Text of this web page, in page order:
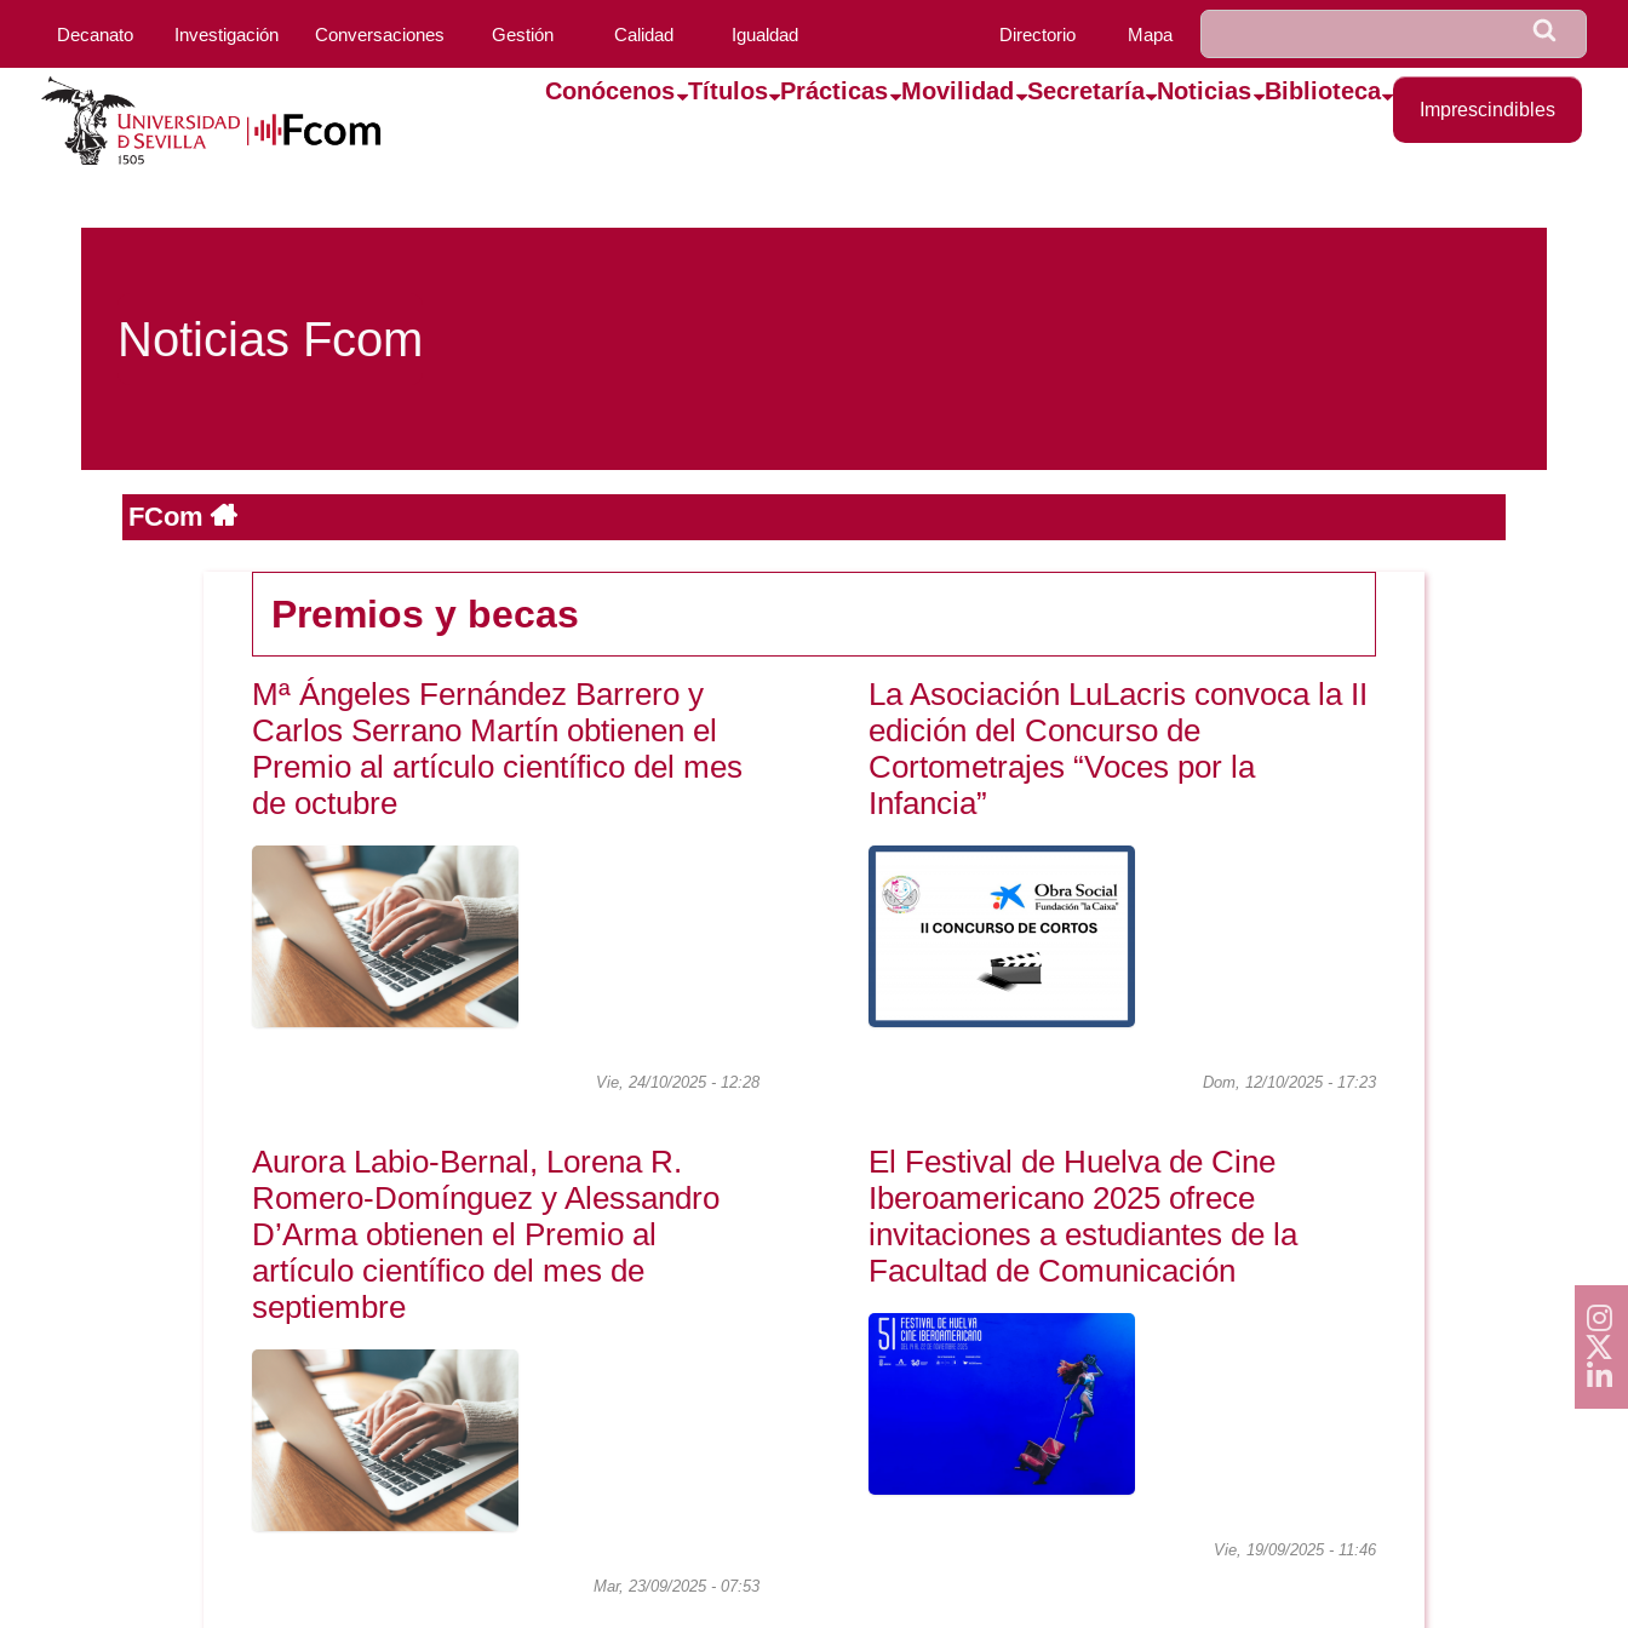
Decanato Investigación Conversaciones Gestión Calidad Igualdad Directorio Mapa
Conócenos Títulos Prácticas Movilidad Secretaría Noticias Biblioteca
Imprescindibles
Noticias Fcom
FCom
Premios y becas
Mª Ángeles Fernández Barrero y
Carlos Serrano Martín obtienen el
Premio al artículo científico del mes
de octubre
Vie, 24/10/2025 - 12:28
La Asociación LuLacris convoca la II
edición del Concurso de
Cortometrajes “Voces por la
Infancia”
Dom, 12/10/2025 - 17:23
Aurora Labio-Bernal, Lorena R.
Romero-Domínguez y Alessandro
D’Arma obtienen el Premio al
artículo científico del mes de
septiembre
Mar, 23/09/2025 - 07:53
El Festival de Huelva de Cine
Iberoamericano 2025 ofrece
invitaciones a estudiantes de la
Facultad de Comunicación
Vie, 19/09/2025 - 11:46